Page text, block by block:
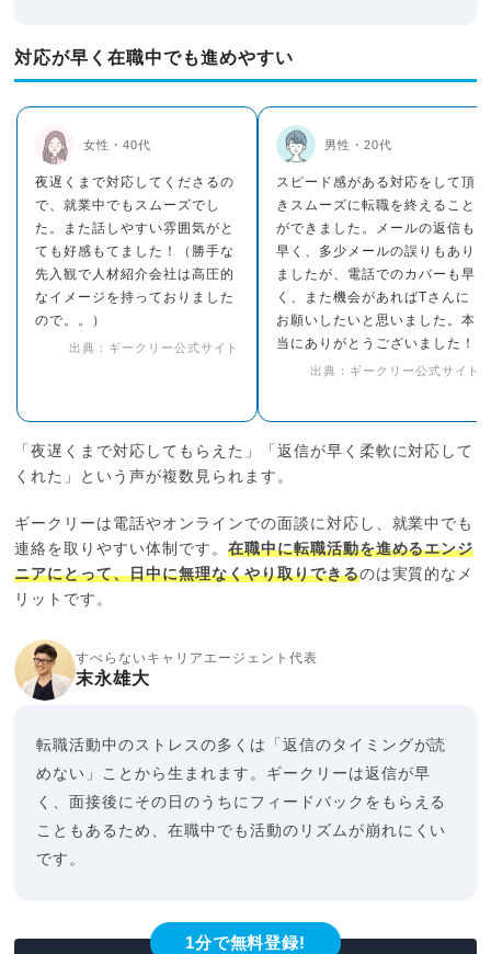
対応が早く在職中でも進めやすい
女性・40代
夜遅くまで対応してくださるの
で、就業中でもスムーズでし
た。また話しやすい雰囲気がと
ても好感もてました！（勝手な
先入観で人材紹介会社は高圧的
なイメージを持っておりました
ので。。）
出典：ギークリー公式サイト
男性・20代
スピード感がある対応をして頂
きスムーズに転職を終えること
ができました。メールの返信も
早く、多少メールの誤りもあり
ましたが、電話でのカバーも早
く、また機会があればTさんに
お願いしたいと思いました。本
当にありがとうございました！
出典：ギークリー公式サイト
「夜遅くまで対応してもらえた」「返信が早く柔軟に対応して
くれた」という声が複数見られます。
ギークリーは電話やオンラインでの面談に対応し、就業中でも
連絡を取りやすい体制です。 在職中に転職活動を進めるエンジ
ニアにとって、日中に無理なくやり取りできるのは実質的なメ
リットです。
すべらないキャリアエージェント代表
末永雄大
転職活動中のストレスの多くは「返信のタイミングが読
めない」ことから生まれます。ギークリーは返信が早
く、面接後にその日のうちにフィードバックをもらえる
こともあるため、在職中でも活動のリズムが崩れにくい
です。
1分で無料登録!